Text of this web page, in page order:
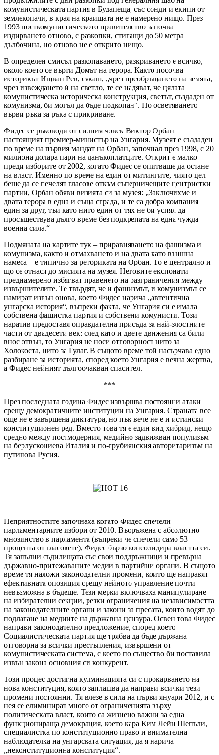
комунистическата партия в Будапеща, със сонди и екипи от
землекопачи, в края на краищата не е намерено нищо. През
1993 посткомунистическото правителство започва
издирването отново, с разкопки, стигащи до 50 метра
дълбочина, но отново не е открито нищо.
В определен смисъл разкопаването, разкриването е всичко,
около което се върти Домът на терора. Както посочва
историкът Ищван Рев, сякаш, „чрез преобръщането на земята,
чрез извеждането ѝ на светло, те се надяват, че цялата
комунистическа историческа конструкция, светът, създаден от
комунизма, би могъл да бъде подкопан“. Но осветяването
върви ръка за ръка с прикриване.
Фидес се ръководи от силния човек Виктор Орбан,
настоящият премиер-министър на Унгария. Музеят е създаден
по време на първия мандат на Орбан, започнал през 1998, с 20
милиона долара пари на данъкоплатците. Открит е малко
преди изборите от 2002, когато Фидес се опитваше да остане
на власт. Именно по време на един от митингите, чиято цел
беше да се печелят гласове откъм съперничещите центристки
партии, Орбан обяви визията си за музея: „Заключихме и
двата терора в една и съща сграда, и те са добра компания
един за друг, тъй като нито един от тях не би успял да
просъществува дълго време без подкрепата на една чужда
военна сила.“
Подмяната на картите тук – приравняването на фашизма и
комунизма, както и отмахването и на двата като външна
намеса – е типично за реториката на Орбан. То е централно и
що се отнася до мисията на музея. Неговите експонати
преднамерено избягват правенето на разграничения между
извършителите. Те твърдят, че и фашизмът, и комунизмът се
намират извън онова, което Фидес нарича „автентична
унгарска история“, въпреки факта, че Унгария си е имала
собствена фашистка партия и собствени комунисти. Този
наратив предоставя оправдателна присъда за най-злостните
части от двадесети век: след като и двете движения са били
внос отвън, то Унгария не носи отговорност нито за
Холокоста, нито за Гулаг. В същото време той насърчава едно
разбиране за историята, според което Унгария е вечна жертва,
а Фидес нейният дългоочакван спасител.
***
През последната година Фидес извършва постоянни атаки
срещу демократичните институции на Унгария. Страната все
още не е завършена диктатура, но пък вече не е и истински
конституционен ред. Вместо това тя е един вид хибрид, нещо
средно между постмодерния, медийно задвижван популизъм
на берлускониева Италия и по-грубиянския авторитаризъм на
путинова Русия.
Неприятностите започнаха когато Фидес спечели
парламентарните избори от 2010. Въоръжена с абсолютно
мнозинство в парламента (въпреки че спечели само 53
процента от гласовете), Фидес бързо консолидира властта си.
Тя запълни съдилищата със свои поддръжници и превърна
държавно-притежаваните медии в партийни органи. В същото
време тя наложи законодателни промени, които ще направят
ефективната опозиция срещу нейното управление почти
невъзможна в бъдеще. Тези мерки включваха манипулиране
на избирателни секции, резки ограничения на независимостта
на законодателните органи и закони за пресата, които водят до
подлагане на медиите на държавна цензура. Освен това Фидес
направи законодателно предложение, според което
Социалистическата партия ще трябва да бъде държана
отговорна за всички престъпления, извършени от
комунистическата система, с което по същество би поставила
извън закона основния си конкурент.
Този процес достигна кулминацията си с прокарването на
нова конституция, която заплашва да направи всички тези
промени постоянни. Тя влезе в сила на първи януари 2012, и с
нея се елиминират много от ограниченията върху
политическата власт, които са жизнено важни за една
функционираща демокрация, което кара Ким Лейн Шепъли,
специалистка по конституционно право и внимателна
наблюдателка на унгарската ситуация, да я нарича
„неконституционна конституция“.